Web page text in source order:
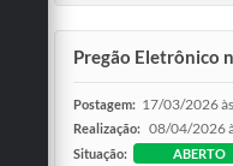
Pregão Eletrônico
Postagem: 17/03/2026
Realização: 08/04/2026
Situação: ABERTO